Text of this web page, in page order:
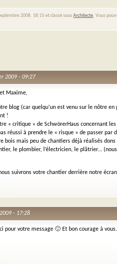
2008, 18:15 et classé sousArchitecte. Vous
2009 - 09:27
Maxime,
blog (car quelqu’un est venu sur le nôtre
!
« critique » de SchwörerHaus concernant
réussi à prendre le « risque » de passer
bois mais peu de chantiers déjà réalisés
le plombier, l’électricien, le plâtrier…
suivrons votre chantier derrière notre
- 17:28
pour votre message 🙂 Et bon courage à vous.